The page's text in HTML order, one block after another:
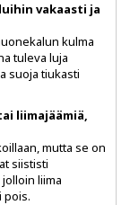
vakaasti ja
kulma
tuleva luja
suoja tiukasti
liimajäämiä,
mutta se on
siististi
liima
pois.